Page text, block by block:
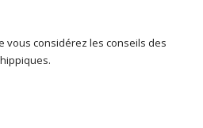
vous considérez les conseils des